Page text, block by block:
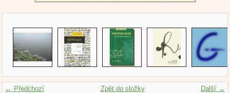
← Předchozí Další →
Zpět do složky